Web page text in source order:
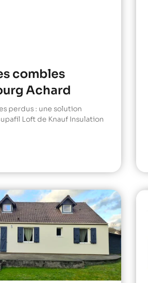
combles
Achard
perdus : une solution
Loft de Knauf Insulation